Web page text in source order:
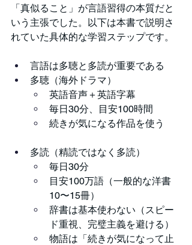
「真似ること」が言語習得の本質だと
いう主張でした。以下は本書で説明さ
れていた具体的な学習ステップです。
言語は多聴と多読が重要である
多聴（海外ドラマ）
英語音声＋英語字幕
毎日30分、目安100時間
続きが気になる作品を使う
多読（精読ではなく多読）
毎日30分
目安100万語（一般的な洋書
10〜15冊）
辞書は基本使わない（スピー
ド重視、完璧主義を避ける）
物語は「続きが気になって止